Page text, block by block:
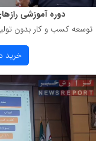
دوره آموزشی
توسعه كسب و كار بدون
خرید